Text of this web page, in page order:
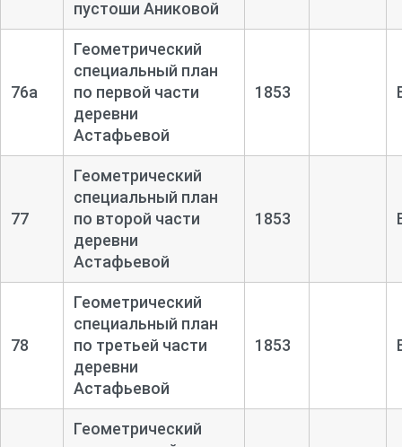
пустоши Аниковой
76а
Геометрический
специальный план
по первой части
деревни
Астафьевой
1853
77
Геометрический
специальный план
по второй части
деревни
Астафьевой
1853
78
Геометрический
специальный план
по третьей части
деревни
Астафьевой
1853
Геометрический